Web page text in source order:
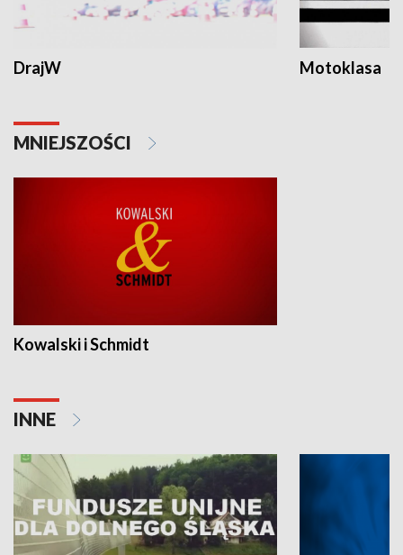
DrajW Motoklasa
MNIEJSZOŚCI
Kowalski i Schmidt
INNE